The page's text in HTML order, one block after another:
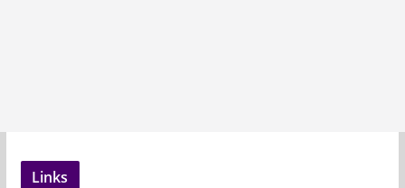
Links